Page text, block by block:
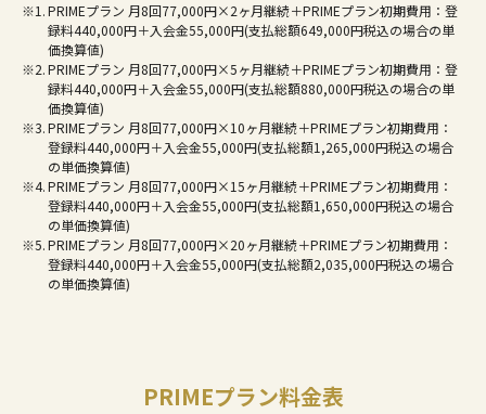
PRIMEプラン 月8回77,000円×2ヶ月継続＋PRIMEプラン初期費用：登
録料440,000円＋入会金55,000円(支払総額649,000円税込の場合の単
価換算値)
PRIMEプラン 月8回77,000円×5ヶ月継続＋PRIMEプラン初期費用：登
録料440,000円＋入会金55,000円(支払総額880,000円税込の場合の単
価換算値)
PRIMEプラン 月8回77,000円×10ヶ月継続＋PRIMEプラン初期費用：
登録料440,000円＋入会金55,000円(支払総額1,265,000円税込の場合
の単価換算値)
PRIMEプラン 月8回77,000円×15ヶ月継続＋PRIMEプラン初期費用：
登録料440,000円＋入会金55,000円(支払総額1,650,000円税込の場合
の単価換算値)
PRIMEプラン 月8回77,000円×20ヶ月継続＋PRIMEプラン初期費用：
登録料440,000円＋入会金55,000円(支払総額2,035,000円税込の場合
の単価換算値)
PRIMEプラン料金表